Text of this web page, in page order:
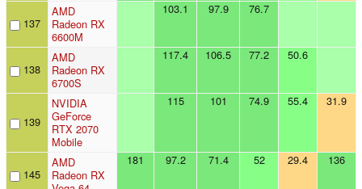
137
AMD
Radeon RX
6600M
103.1 97.9 76.7
138
AMD
Radeon RX
6700S
117.4 106.5 77.2 50.6
139
NVIDIA
GeForce
RTX 2070
Mobile
115 101 74.9 55.4 31.9
145
AMD
Radeon RX
181 97.2 71.4 52 29.4 136